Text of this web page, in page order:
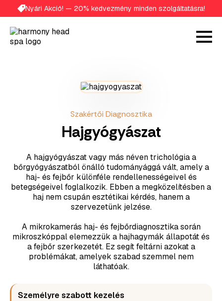
Nyári Akció! — 20% kedvezmény minden szolgáltatásra!
Szakértői Diagnosztika
Hajgyógyászat
A hajgyógyászat vagy más néven trichológia a
bőrgyógyászatból önálló tudományággá vált, amely a
haj- és fejbőr különféle rendellenességeivel és
betegségeivel foglalkozik. Ebben a megközelítésben a
haj nem csupán esztétikai kérdés, hanem a
szervezetünk jelzése.
A mikrokamerás haj- és fejbőrdiagnosztika során
mikroszkóppal elemezzük a hajhagymák állapotát és
a fejbőr szerkezetét. Ez segít feltárni azokat a
problémákat, amelyek szabad szemmel nem
láthatóak.
Személyre szabott kezelés